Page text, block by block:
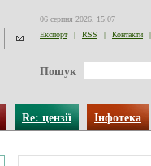
06 серпня 2026, 15:07
Експорт
| RSS | Контакти |
Пошук
Re: цензії Інфотека